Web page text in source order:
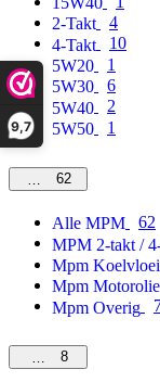
9,7
2-Takt
4
4-Takt
10
5W20
1
5W30
6
5W40
2
5W50
1
MPM62
Alle MPM
62
MPM 2-takt /
Mpm
Mpm Motorolie
Mpm Overig
Overig
8